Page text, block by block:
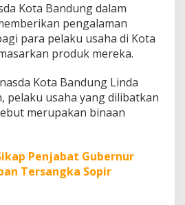
Kota Bandung dalam
pengalaman
para pelaku usaha di Kota
produk mereka.
Kota Bandung Linda
pelaku usaha yang dilibatkan
merupakan binaan
Penjabat Gubernur
Tersangka Sopir